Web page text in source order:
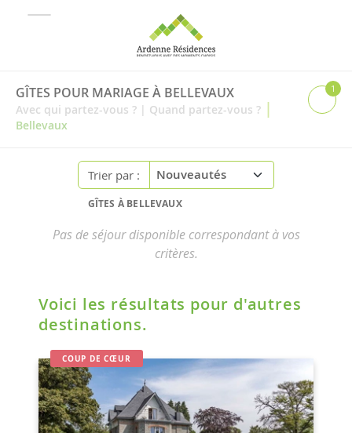
GÎTES POUR MARIAGE À BELLEVAUX
Avec qui partez-vous ? | Quand partez-vous ? |
Bellevaux
1
Trier par :
GÎTES À BELLEVAUX
Pas de séjour disponible correspondant à vos
critères.
Voici les résultats pour d'autres
destinations.